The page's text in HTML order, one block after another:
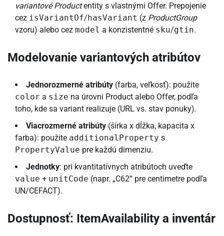
variantové Productentity s vlastnými Offer. Prepojenie
cez isVariantOf/hasVariant (z ProductGroup
vzoru) alebo cez model a konzistentné sku/gtin.
Modelovanie variantových atribútov
Jednorozmerné atribúty (farba, veľkosť): použite
color a size na úrovni Product alebo Offer, podľa
toho, kde sa variant realizuje (URL vs. stav ponuky).
Viacrozmerné atribúty (šírka x dĺžka, kapacita x
farba): použite additionalProperty s
PropertyValue pre každú dimenziu.
Jednotky: pri kvantitatívnych atribútoch uveďte
value + unitCode (napr. „C62“ pre centimetre podľa
UN/CEFACT).
Dostupnosť: ItemAvailability a inventár